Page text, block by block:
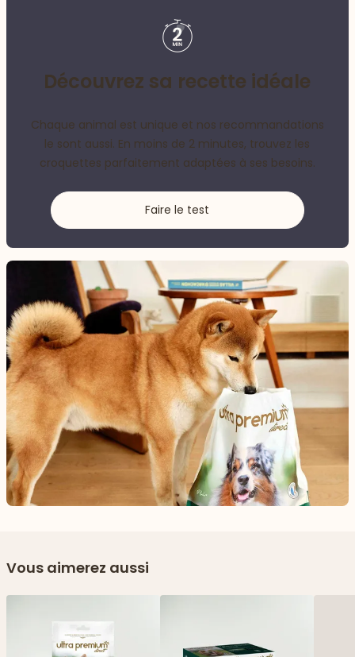
Découvrez sa recette idéale
Chaque animal est unique et nos recommandations
le sont aussi. En moins de 2 minutes, trouvez les
croquettes parfaitement adaptées à ses besoins.
Faire le test
Vous aimerez aussi